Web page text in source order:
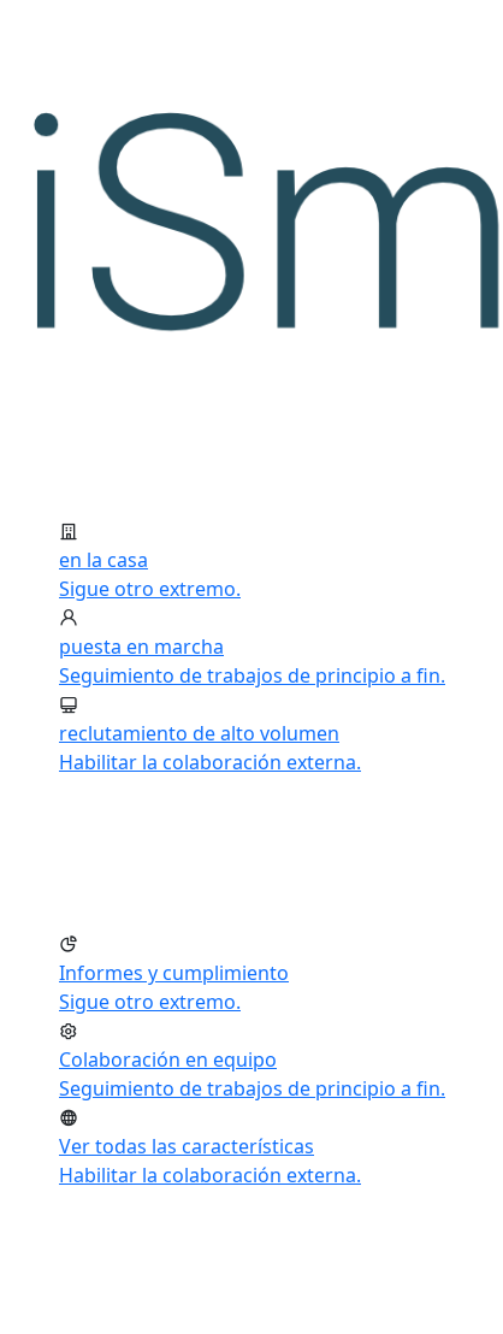
en la casa
Sigue otro extremo.
puesta en marcha
Seguimiento de trabajos de principio a fin.
reclutamiento de alto volumen
Habilitar la colaboración externa.
Informes y cumplimiento
Sigue otro extremo.
Colaboración en equipo
Seguimiento de trabajos de principio a fin.
Ver todas las características
Habilitar la colaboración externa.